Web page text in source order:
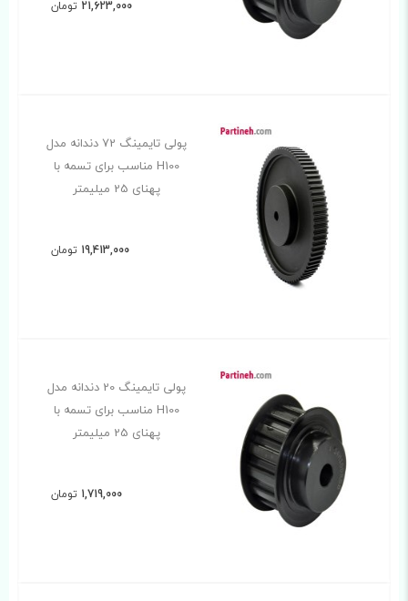
21,623,000 تومان
پولی تایمینگ 72 دندانه مدل
H100 مناسب برای تسمه با
پهنای 25 میلیمتر
19,413,000 تومان
پولی تایمینگ 20 دندانه مدل
H100 مناسب برای تسمه با
پهنای 25 میلیمتر
1,719,000 تومان